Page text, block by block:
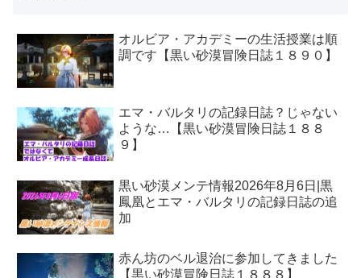
オルビア・アカデミーの生活授業は順
調です【黒い砂漠冒険日誌１８９０】
エマ・バルタリの記録日誌？じゃない
ような…【黒い砂漠冒険日誌１８８
９】
黒い砂漠メンテ情報2026年8月6日|黒
鳳凰とエマ・バルタリの記録日誌の追
加
赤ん坊のベル退治に参加してきました
【黒い砂漠冒険日誌１８８８】